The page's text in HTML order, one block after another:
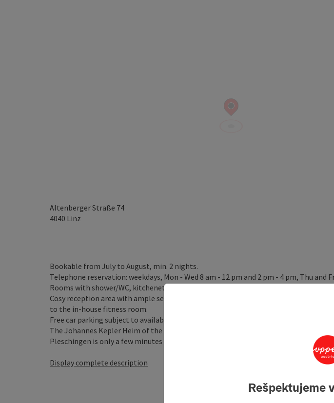
Altenberger Straße 74
4040 Linz
Bookable from July to August, min. 2 nights.
Telephone reservation: weekdays, Mon - Wed 8 am - 12 pm and 2 pm - 4 pm, Thu and
Rooms with shower/WC, kitchenette without kitchen utensils, fridge, cable TV, free
Cosy reception area with ample seating, hot and cold drinks machines and snack
to the in-house fitness room.
Free car parking subject to availability and bicycle garage.
The Johannes Kepler Heim of the Studentehilfsverein in Linz is located on the edge
Pleschingen is only a few minutes away. The centre of Linz can be reached ...
Display complete description
Rešpektujeme